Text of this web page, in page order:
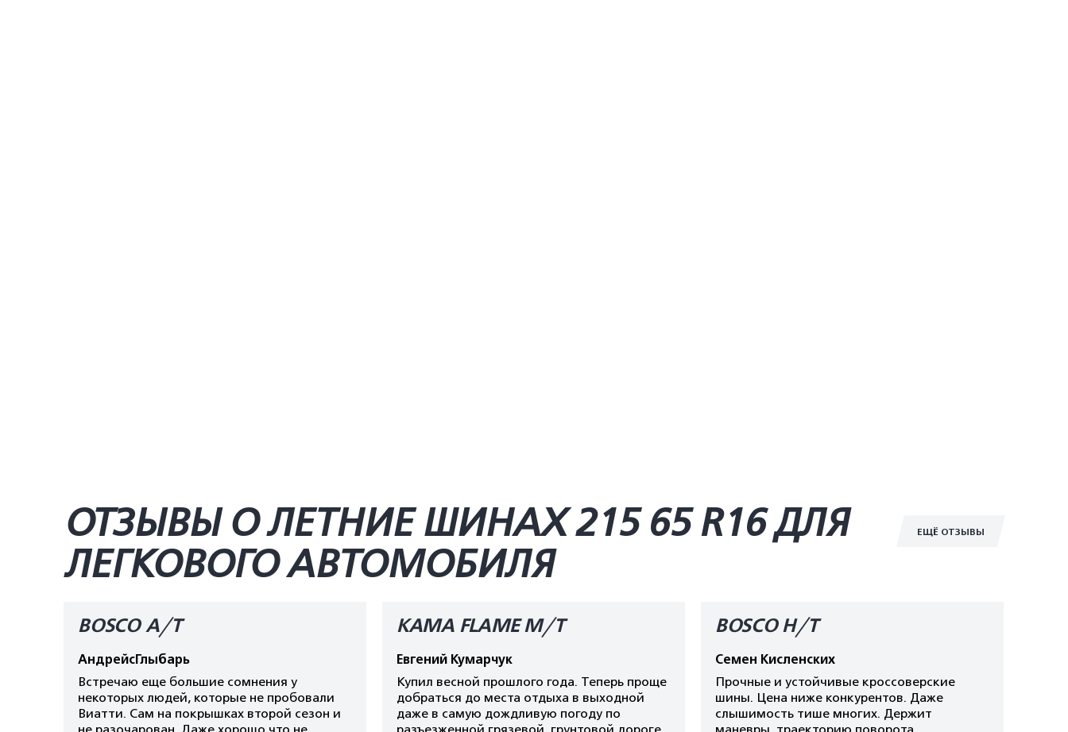
ЕЩЁ ОТЗЫВЫ
ОТЗЫВЫ О ЛЕТНИЕ ШИНАХ 215 65 R16 ДЛЯ
ЛЕГКОВОГО АВТОМОБИЛЯ
BOSCO A/T
АндрейсГлыбарь
Встречаю еще большие сомнения у
некоторых людей, которые не пробовали
Виатти. Сам на покрышках второй сезон и
КАМА FLAME M/T
Евгений Кумарчук
Купил весной прошлого года. Теперь проще
добраться до места отдыха в выходной
даже в самую дождливую погоду по
BOSCO H/T
Семен Кисленских
Прочные и устойчивые кроссоверские
шины. Цена ниже конкурентов. Даже
слышимость тише многих. Держит